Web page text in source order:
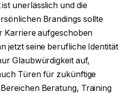
unerlässlich und die
Brandings sollte
Karriere aufgeschoben
jetzt seine berufliche Identität
Glaubwürdigkeit auf,
Türen für zukünftige
Beratung, Training